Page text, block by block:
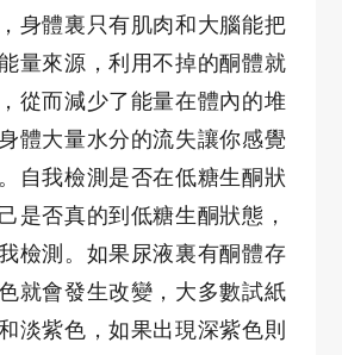
身體裏只有肌肉和大腦能把
量來源，利用不掉的酮體就
從而減少了能量在體內的堆
體大量水分的流失讓你感覺
自我檢測是否在低糖生酮狀
是否真的到低糖生酮狀態，
檢測。如果尿液裏有酮體存
就會發生改變，大多數試紙
淡紫色，如果出現深紫色則